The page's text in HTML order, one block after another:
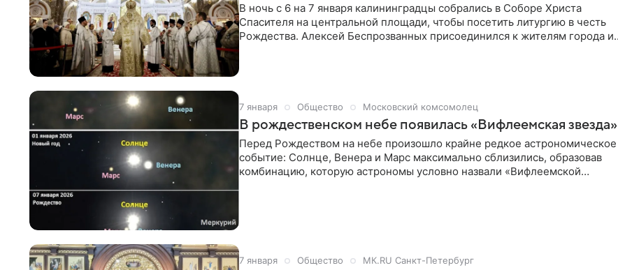
В ночь с 6 на 7 января калининградцы собрались в Соборе Христа
Спасителя на центральной площади, чтобы посетить литургию в честь
Рождества. Алексей Беспрозванных присоединился к жителям города и
7 января Общество Московский комсомолец
В рождественском небе появилась «Вифлеемская звезда»
Перед Рождеством на небе произошло крайне редкое астрономическое
событие: Солнце, Венера и Марс максимально сблизились, образовав
комбинацию, которую астрономы условно назвали «Вифлеемской
7 января Общество МК.RU Санкт-Петербург